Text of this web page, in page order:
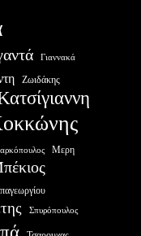
Γιαννακά
Ζωιδάκης
Μερη
Σπυρόπουλος